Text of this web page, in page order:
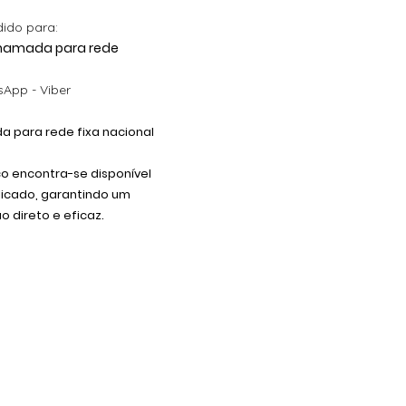
para:
para rede
- Viber
para rede fixa nacional
encontra-se disponível
garantindo um
direto e eficaz.